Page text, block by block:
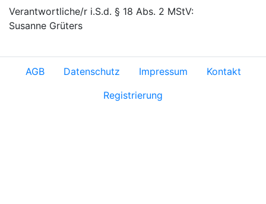
Verantwortliche/r i.S.d. § 18 Abs. 2 MStV:
Susanne Grüters
AGB Datenschutz Impressum
Kontakt
Registrierung